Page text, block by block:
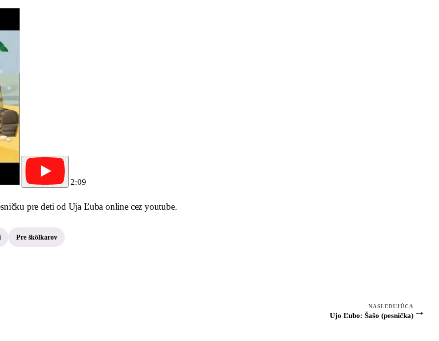
2:09
pre deti od Uja Ľuba online cez youtube.
Pre škôlkarov
NASLEDUJÚCA
Ujo Ľubo: Šašo (pesnička) →